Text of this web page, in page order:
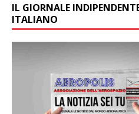
IL GIORNALE
ITALIANO